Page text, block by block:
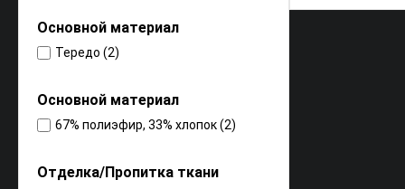
Оcновной материал
Тередо (2)
Основной материал
67% полиэфир, 33% хлопок (2)
Отделка/Пропитка ткани